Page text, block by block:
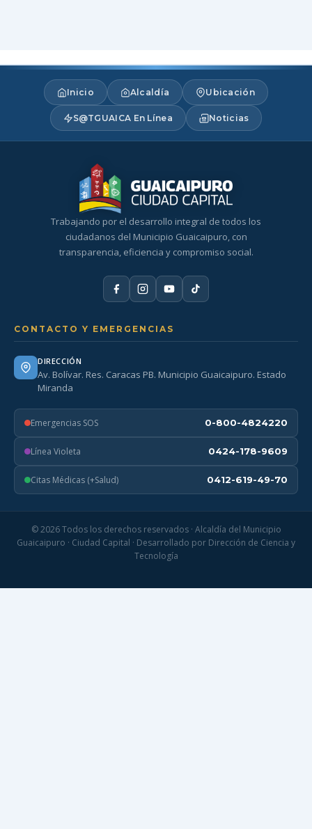
Inicio Alcaldía Ubicación
S@TGUAICA En Línea Noticias
Trabajando por el desarrollo integral de todos los
ciudadanos del Municipio Guaicaipuro, con
transparencia, eficiencia y compromiso social.
CONTACTO Y EMERGENCIAS
DIRECCIÓN
Av. Bolívar. Res. Caracas PB. Municipio Guaicaipuro. Estado
Miranda
Emergencias SOS 0-800-4824220
Línea Violeta 0424-178-9609
Citas Médicas (+Salud) 0412-619-49-70
© 2026 Todos los derechos reservados · Alcaldía del Municipio
Guaicaipuro · Ciudad Capital · Desarrollado por Dirección de Ciencia y
Tecnología